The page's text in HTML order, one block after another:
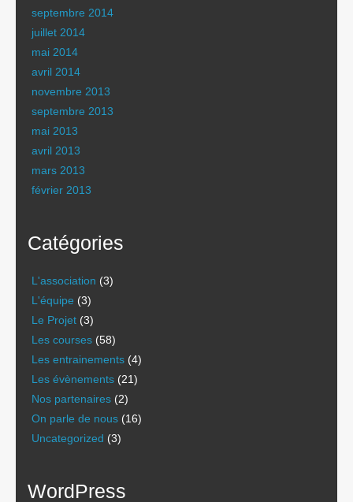
septembre 2014
juillet 2014
mai 2014
avril 2014
novembre 2013
septembre 2013
mai 2013
avril 2013
mars 2013
février 2013
Catégories
L'association (3)
L'équipe (3)
Le Projet (3)
Les courses (58)
Les entrainements (4)
Les évènements (21)
Nos partenaires (2)
On parle de nous (16)
Uncategorized (3)
WordPress